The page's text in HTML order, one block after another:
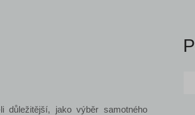
důležitější, jako výběr samotného